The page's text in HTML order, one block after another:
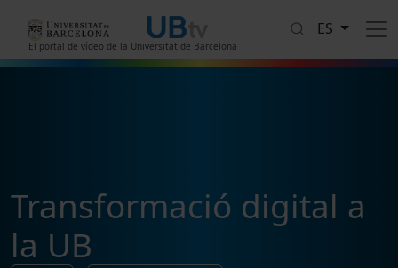
El portal de vídeo de la Universitat de Barcelona
ES
Transformació digital a
la UB